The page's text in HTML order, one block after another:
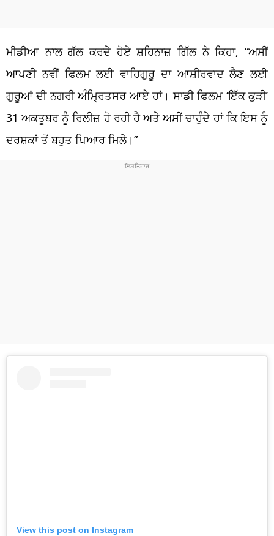
ਮੀਡੀਆ ਨਾਲ ਗੱਲ ਕਰਦੇ ਹੋਏ ਸ਼ਹਿਨਾਜ਼ ਗਿੱਲ ਨੇ ਕਿਹਾ, “ਅਸੀਂ
ਆਪਣੀ ਨਵੀਂ ਫਿਲਮ ਲਈ ਵਾਹਿਗੁਰੂ ਦਾ ਆਸ਼ੀਰਵਾਦ ਲੈਣ ਲਈ
ਗੁਰੂਆਂ ਦੀ ਨਗਰੀ ਅੰਮ੍ਰਿਤਸਰ ਆਏ ਹਾਂ। ਸਾਡੀ ਫਿਲਮ ‘ਇੱਕ ਕੁੜੀ’
31 ਅਕਤੂਬਰ ਨੂੰ ਰਿਲੀਜ਼ ਹੋ ਰਹੀ ਹੈ ਅਤੇ ਅਸੀਂ ਚਾਹੁੰਦੇ ਹਾਂ ਕਿ ਇਸ ਨੂੰ
ਦਰਸ਼ਕਾਂ ਤੋਂ ਬਹੁਤ ਪਿਆਰ ਮਿਲੇ।”
View this post on Instagram